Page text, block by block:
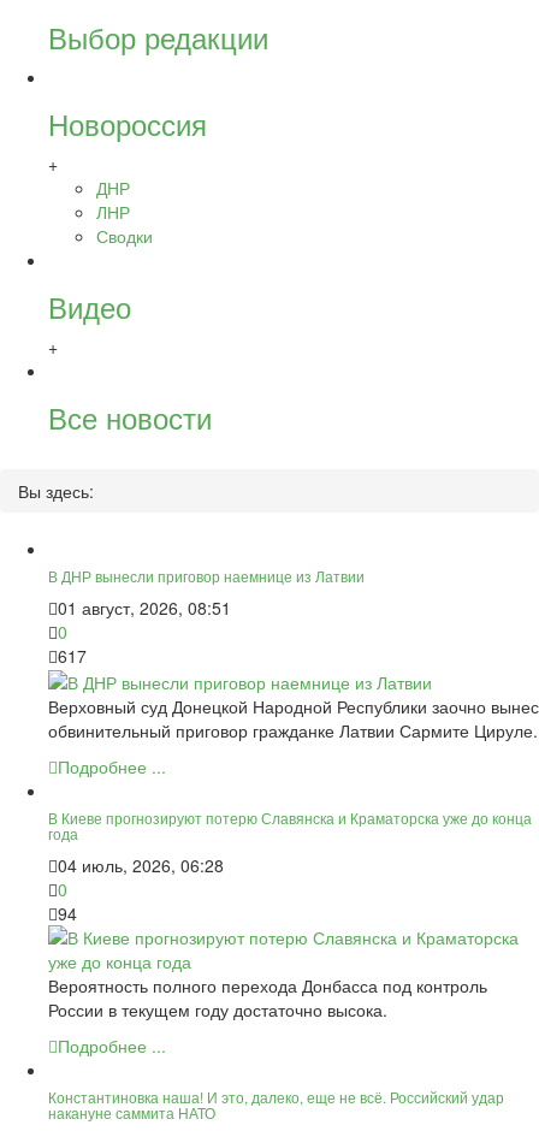
Выбор редакции
Новороссия
+
ДНР
ЛНР
Сводки
Видео
+
Все новости
Вы здесь:
В ДНР вынесли приговор наемнице из Латвии
01 август, 2026, 08:51
0
617
Верховный суд Донецкой Народной Республики заочно вынес
обвинительный приговор гражданке Латвии Сармите Цируле.
Подробнее ...
В Киеве прогнозируют потерю Славянска и Краматорска уже до конца
года
04 июль, 2026, 06:28
0
94
Вероятность полного перехода Донбасса под контроль
России в текущем году достаточно высока.
Подробнее ...
Константиновка наша! И это, далеко, еще не всё. Российский удар
накануне саммита НАТО